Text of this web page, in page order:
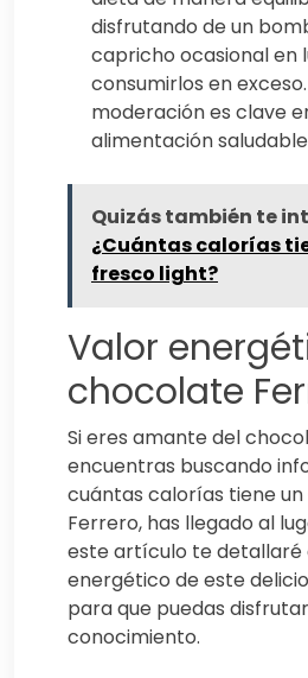
disfrutando de un
capricho ocasional en
consumirlos en
moderación es clave
alimentación
Quizás también te
¿Cuántas calorías
fresco light?
Valor
chocolate
Si eres amante del
encuentras buscando
cuántas calorías tiene
Ferrero, has llegado al
este artículo te detallaré
energético de este
para que puedas
conocimiento.